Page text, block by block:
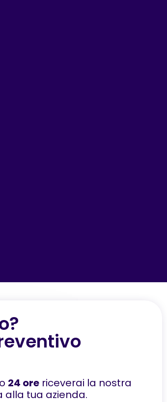
24 orericeverai la nostra
tua azienda.